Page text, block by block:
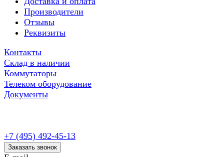
Производители
Отзывы
Реквизиты
Контакты
Склад в наличии
Коммутаторы
Телеком оборудование
Документы
+7 (495) 492-45-13
Заказать звонок